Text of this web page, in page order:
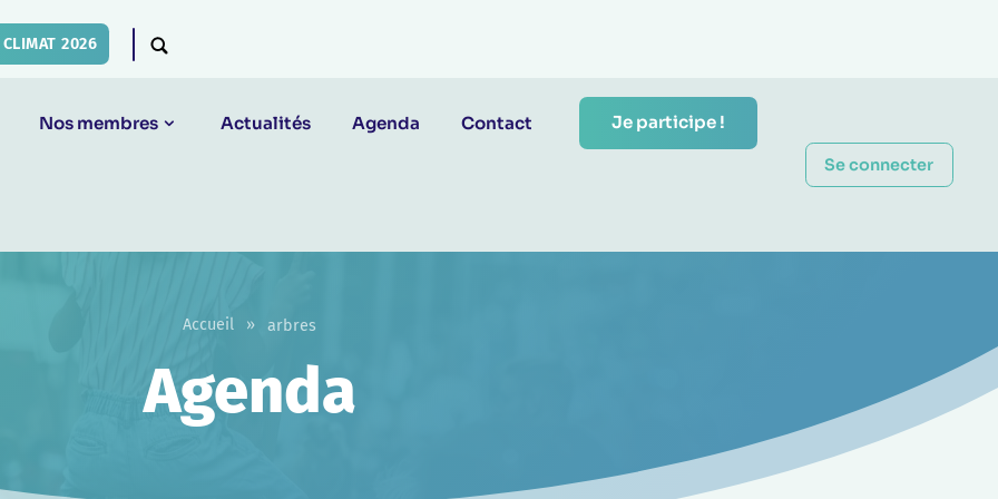
2026
Nos membres Actualités Agenda Contact Je participe !
Se connecter
Agenda
Accueil » arbres